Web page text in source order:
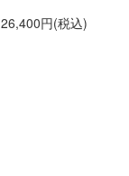
26,400円(税込)